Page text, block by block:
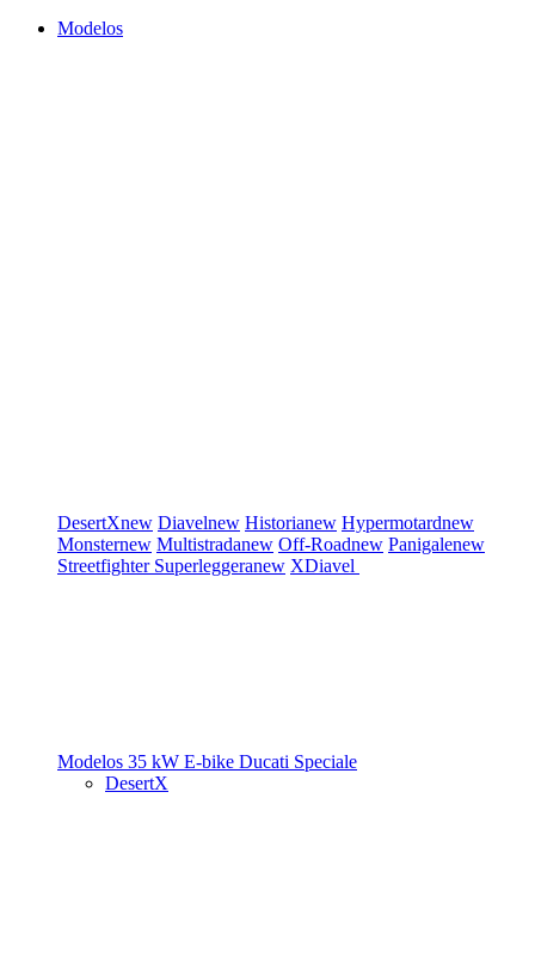
Modelos
DesertXnew Diavelnew Historianew Hypermotardnew
Monsternew Multistradanew Off-Roadnew Panigalenew
Streetfighter Superleggeranew XDiavel
Modelos 35 kW E-bike Ducati Speciale
DesertX